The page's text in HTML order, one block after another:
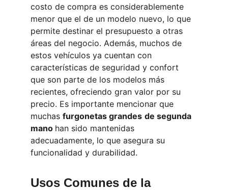
costo de compra es considerablemente
menor que el de un modelo nuevo, lo que
permite destinar el presupuesto a otras
áreas del negocio. Además, muchos de
estos vehículos ya cuentan con
características de seguridad y confort
que son parte de los modelos más
recientes, ofreciendo gran valor por su
precio. Es importante mencionar que
muchas furgonetas grandes de segunda
mano han sido mantenidas
adecuadamente, lo que asegura su
funcionalidad y durabilidad.
Usos Comunes de la